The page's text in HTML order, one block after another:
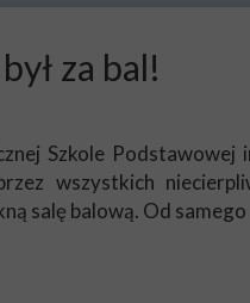
za bal!
Szkole Podstawowej
wszystkich
salę balową. Od samego